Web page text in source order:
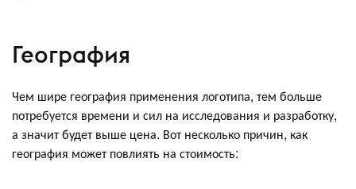
География
Чем шире география применения логотипа, тем больше
потребуется времени и сил на исследования и разработку,
а значит будет выше цена. Вот несколько причин, как
география может повлиять на стоимость: